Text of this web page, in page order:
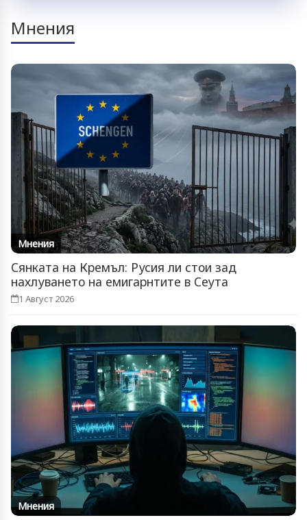
Мнения
Мнения
Сянката на Кремъл: Русия ли стои зад
нахлуването на емигарнтите в Сеута
1 Август 2026
Мнения